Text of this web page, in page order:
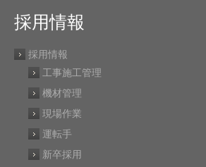
採用情報
採用情報
工事施工管理
機材管理
現場作業
運転手
新卒採用